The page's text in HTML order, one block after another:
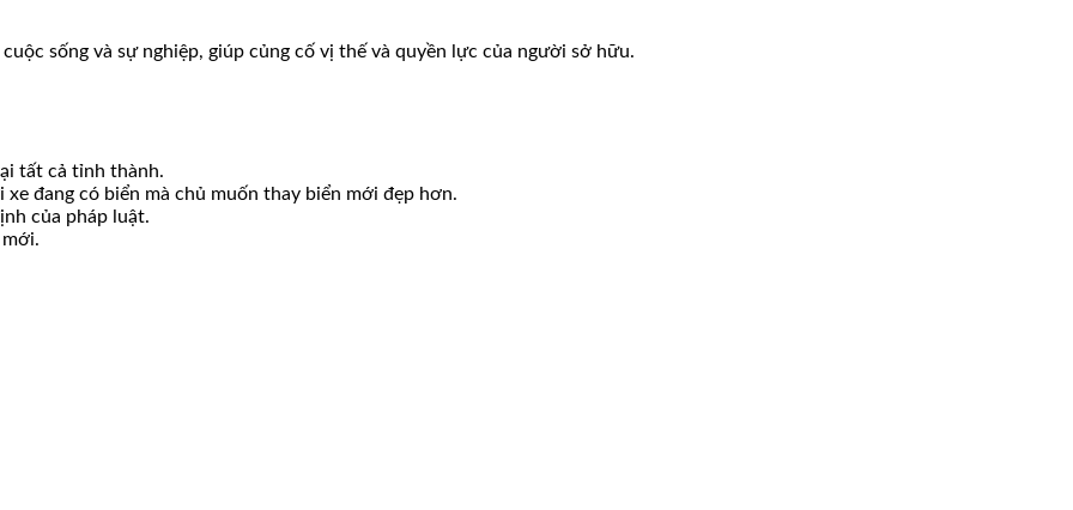
sống và sự nghiệp, giúp củng cố vị thế và quyền lực của người sở hữu.
tất cả tỉnh thành.
đang có biển mà chủ muốn thay biển mới đẹp hơn.
của pháp luật.